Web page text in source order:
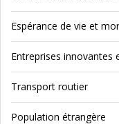
Espérance de vie et
Entreprises innovantes
Transport routier
Population étrangère